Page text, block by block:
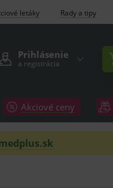
letáky Rady a tipy
Prihlásenie
a registrácia
Akciové ceny